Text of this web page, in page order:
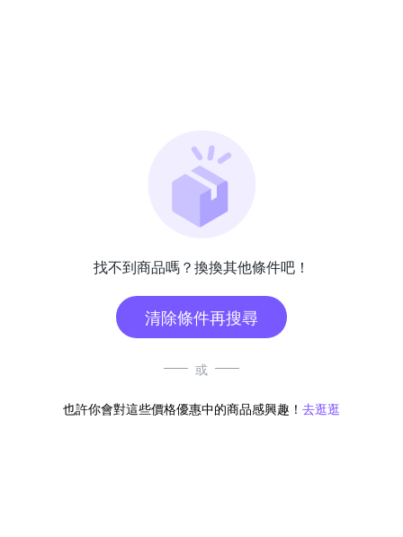
找不到商品嗎？換換其他條件吧！
清除條件再搜尋
或
也許你會對這些價格優惠中的商品感興趣！ 去逛逛